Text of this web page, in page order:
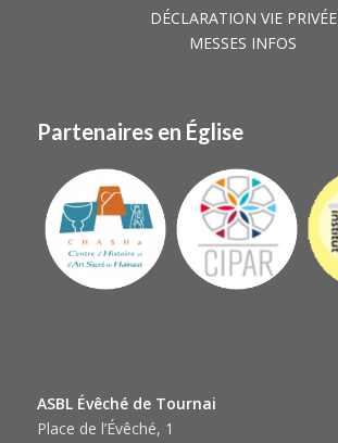
DÉCLARATION VIE PRIVÉE
MESSES INFOS
Partenaires en Église
ASBL Évêché de Tournai
Place de l’Évêché, 1